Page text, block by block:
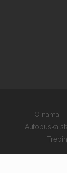
O nama
Autobuska